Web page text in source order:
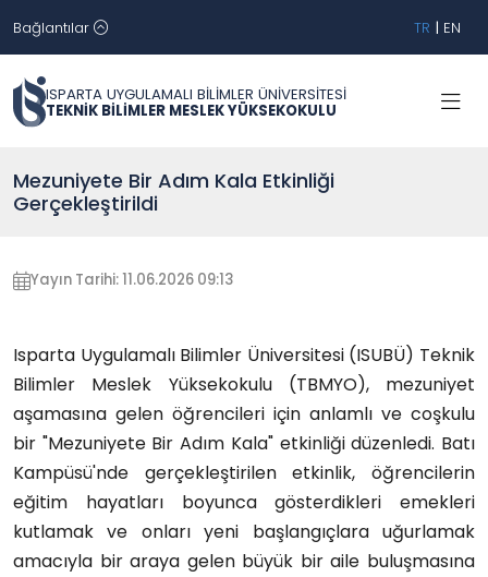
Bağlantılar TR | EN
ISPARTA UYGULAMALI BİLİMLER ÜNİVERSİTESİ
TEKNİK BİLİMLER MESLEK YÜKSEKOKULU
Mezuniyete Bir Adım Kala Etkinliği
Gerçekleştirildi
Yayın Tarihi: 11.06.2026 09:13
Isparta Uygulamalı Bilimler Üniversitesi (ISUBÜ) Teknik
Bilimler Meslek Yüksekokulu (TBMYO), mezuniyet
aşamasına gelen öğrencileri için anlamlı ve coşkulu
bir "Mezuniyete Bir Adım Kala" etkinliği düzenledi. Batı
Kampüsü'nde gerçekleştirilen etkinlik, öğrencilerin
eğitim hayatları boyunca gösterdikleri emekleri
kutlamak ve onları yeni başlangıçlara uğurlamak
amacıyla bir araya gelen büyük bir aile buluşmasına